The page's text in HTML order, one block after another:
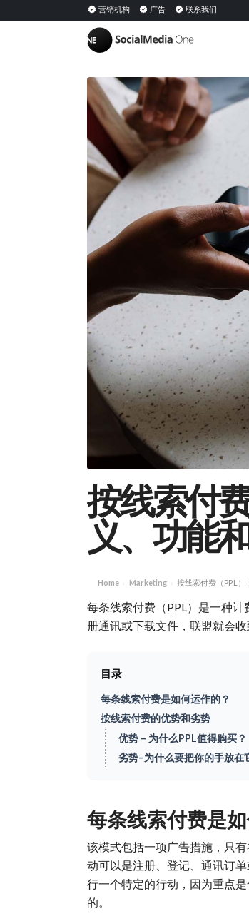
营销机构 广告 联系我们
共享媒体：定义、意义及在 PESO 模型中的策略
按线索付
义、功能
Home › Marketing › 按线索付费（PPL
每条线索付费（PPL）是一种计
册通讯或下载文件，联盟就会收
目录
每条线索付费是如何运作的？
按线索付费的优势和劣势
优势 – 为什么PPL值得购买？
劣势–为什么要把你的手放在
每条线索付费是
该模式包括一项广告措施，只
动可以是注册、登记、通讯订
行一个特定的行动，因为重点
的。